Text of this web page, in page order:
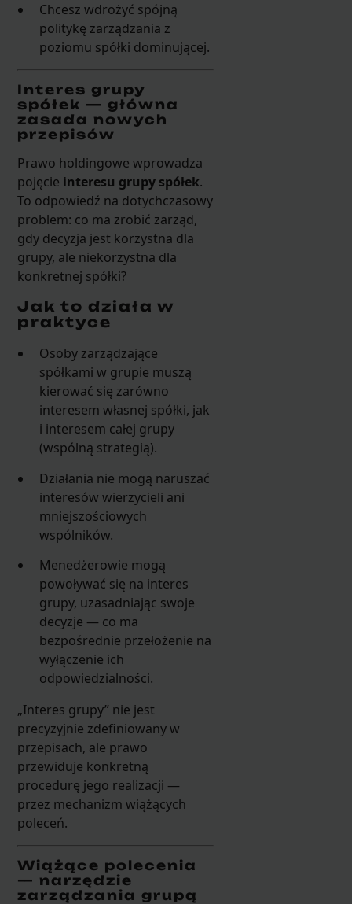
Chcesz wdrożyć spójną
politykę zarządzania z
poziomu spółki dominującej.
Interes grupy
spółek — główna
zasada nowych
przepisów
Prawo holdingowe wprowadza
pojęcie interesu grupy spółek.
To odpowiedź na dotychczasowy
problem: co ma zrobić zarząd,
gdy decyzja jest korzystna dla
grupy, ale niekorzystna dla
konkretnej spółki?
Jak to działa w
praktyce
Osoby zarządzające
spółkami w grupie muszą
kierować się zarówno
interesem własnej spółki, jak
i interesem całej grupy
(wspólną strategią).
Działania nie mogą naruszać
interesów wierzycieli ani
mniejszościowych
wspólników.
Menedżerowie mogą
powoływać się na interes
grupy, uzasadniając swoje
decyzje — co ma
bezpośrednie przełożenie na
wyłączenie ich
odpowiedzialności.
„Interes grupy” nie jest
precyzyjnie zdefiniowany w
przepisach, ale prawo
przewiduje konkretną
procedurę jego realizacji —
przez mechanizm wiążących
poleceń.
Wiążące polecenia
— narzędzie
zarządzania grupą